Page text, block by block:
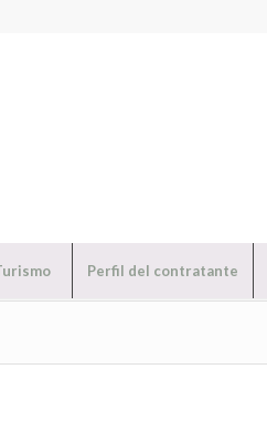
Perfil del contratante